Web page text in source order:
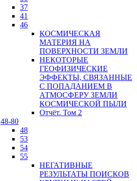
37
41
46
КОСМИЧЕСКАЯ
МАТЕРИЯ НА
ПОВЕРХНОСТИ ЗЕМЛИ
НЕКОТОРЫЕ
ГЕОФИЗИЧЕСКИЕ
ЭФФЕКТЫ, СВЯЗАННЫЕ
С ПОПАДАНИЕМ В
АТМОСФЕРУ ЗЕМЛИ
КОСМИЧЕСКОЙ ПЫЛИ
Отчёт. Том 2
48-80
48
53
54
55
НЕГАТИВНЫЕ
РЕЗУЛЬТАТЫ ПОИСКОВ